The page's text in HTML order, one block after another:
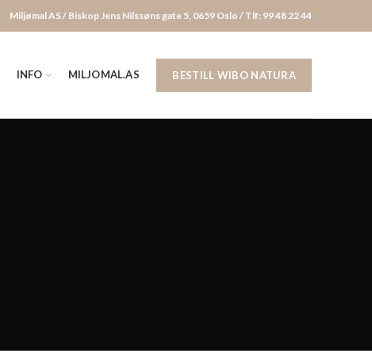
Miljømal AS / Biskop Jens Nilssøns gate 5, 0659 Oslo / Tlf: 99 48 22 44
INFO MILJOMAL.AS BESTILL WIBO NATURA